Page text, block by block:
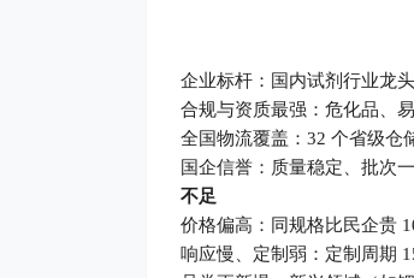
价格偏高：同规格比民企贵
响应慢、定制弱：定制周期
品类更新慢：新兴领域（如
二、阿拉丁（Aladdin）
企业官网： https://